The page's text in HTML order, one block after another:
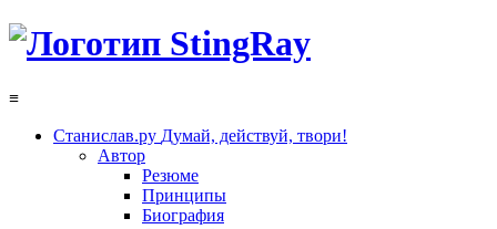
≡
Станислав.ру Думай, действуй, твори!
Автор
Резюме
Принципы
Биография